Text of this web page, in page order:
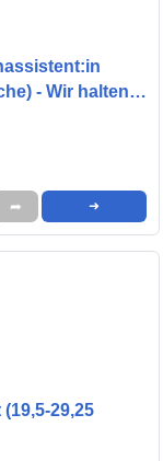
- Wir halten
➦ ➜
29,25